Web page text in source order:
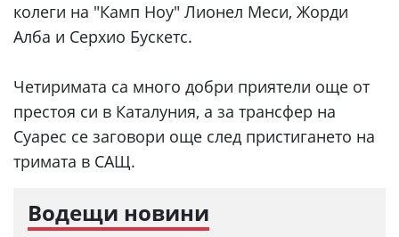
колеги на "Камп Ноу" Лионел Меси, Жорди
Алба и Серхио Бускетс.
Четиримата са много добри приятели още от
престоя си в Каталуния, а за трансфер на
Суарес се заговори още след пристигането на
тримата в САЩ.
Водещи новини